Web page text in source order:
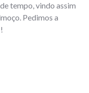
tempo, vindo assim
Pedimos a